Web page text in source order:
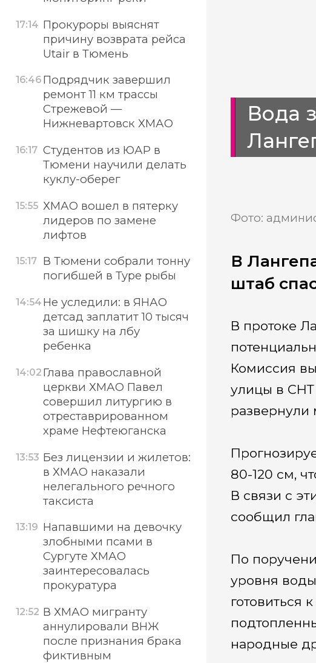
Вода
Фото:
В
штаб
В протоке
Комиссия
улицы в СНТ
80-120 см,
В связи с
сообщил
По
уровня
готовиться
народные
17:14 Прокуроры выяснят
причину возврата рейса
Utair в Тюмень
16:46 Подрядчик завершил
ремонт 11 км трассы
Стрежевой —
Нижневартовск ХМАО
16:17 Студентов из ЮАР в
Тюмени научили делать
куклу-оберег
15:55 ХМАО вошел в пятерку
лидеров по замене
лифтов
15:17 В Тюмени собрали тонну
погибшей в Туре рыбы
14:54 Не уследили: в ЯНАО
детсад заплатит 10 тысяч
за шишку на лбу
ребенка
14:02 Глава православной
церкви ХМАО Павел
совершил литургию в
отреставрированном
храме Нефтеюганска
13:53 Без лицензии и жилетов:
в ХМАО наказали
нелегального речного
таксиста
13:19 Напавшими на девочку
злобными псами в
Сургуте ХМАО
заинтересовалась
прокуратура
12:52 В ХМАО мигранту
аннулировали ВНЖ
после признания брака
фиктивным